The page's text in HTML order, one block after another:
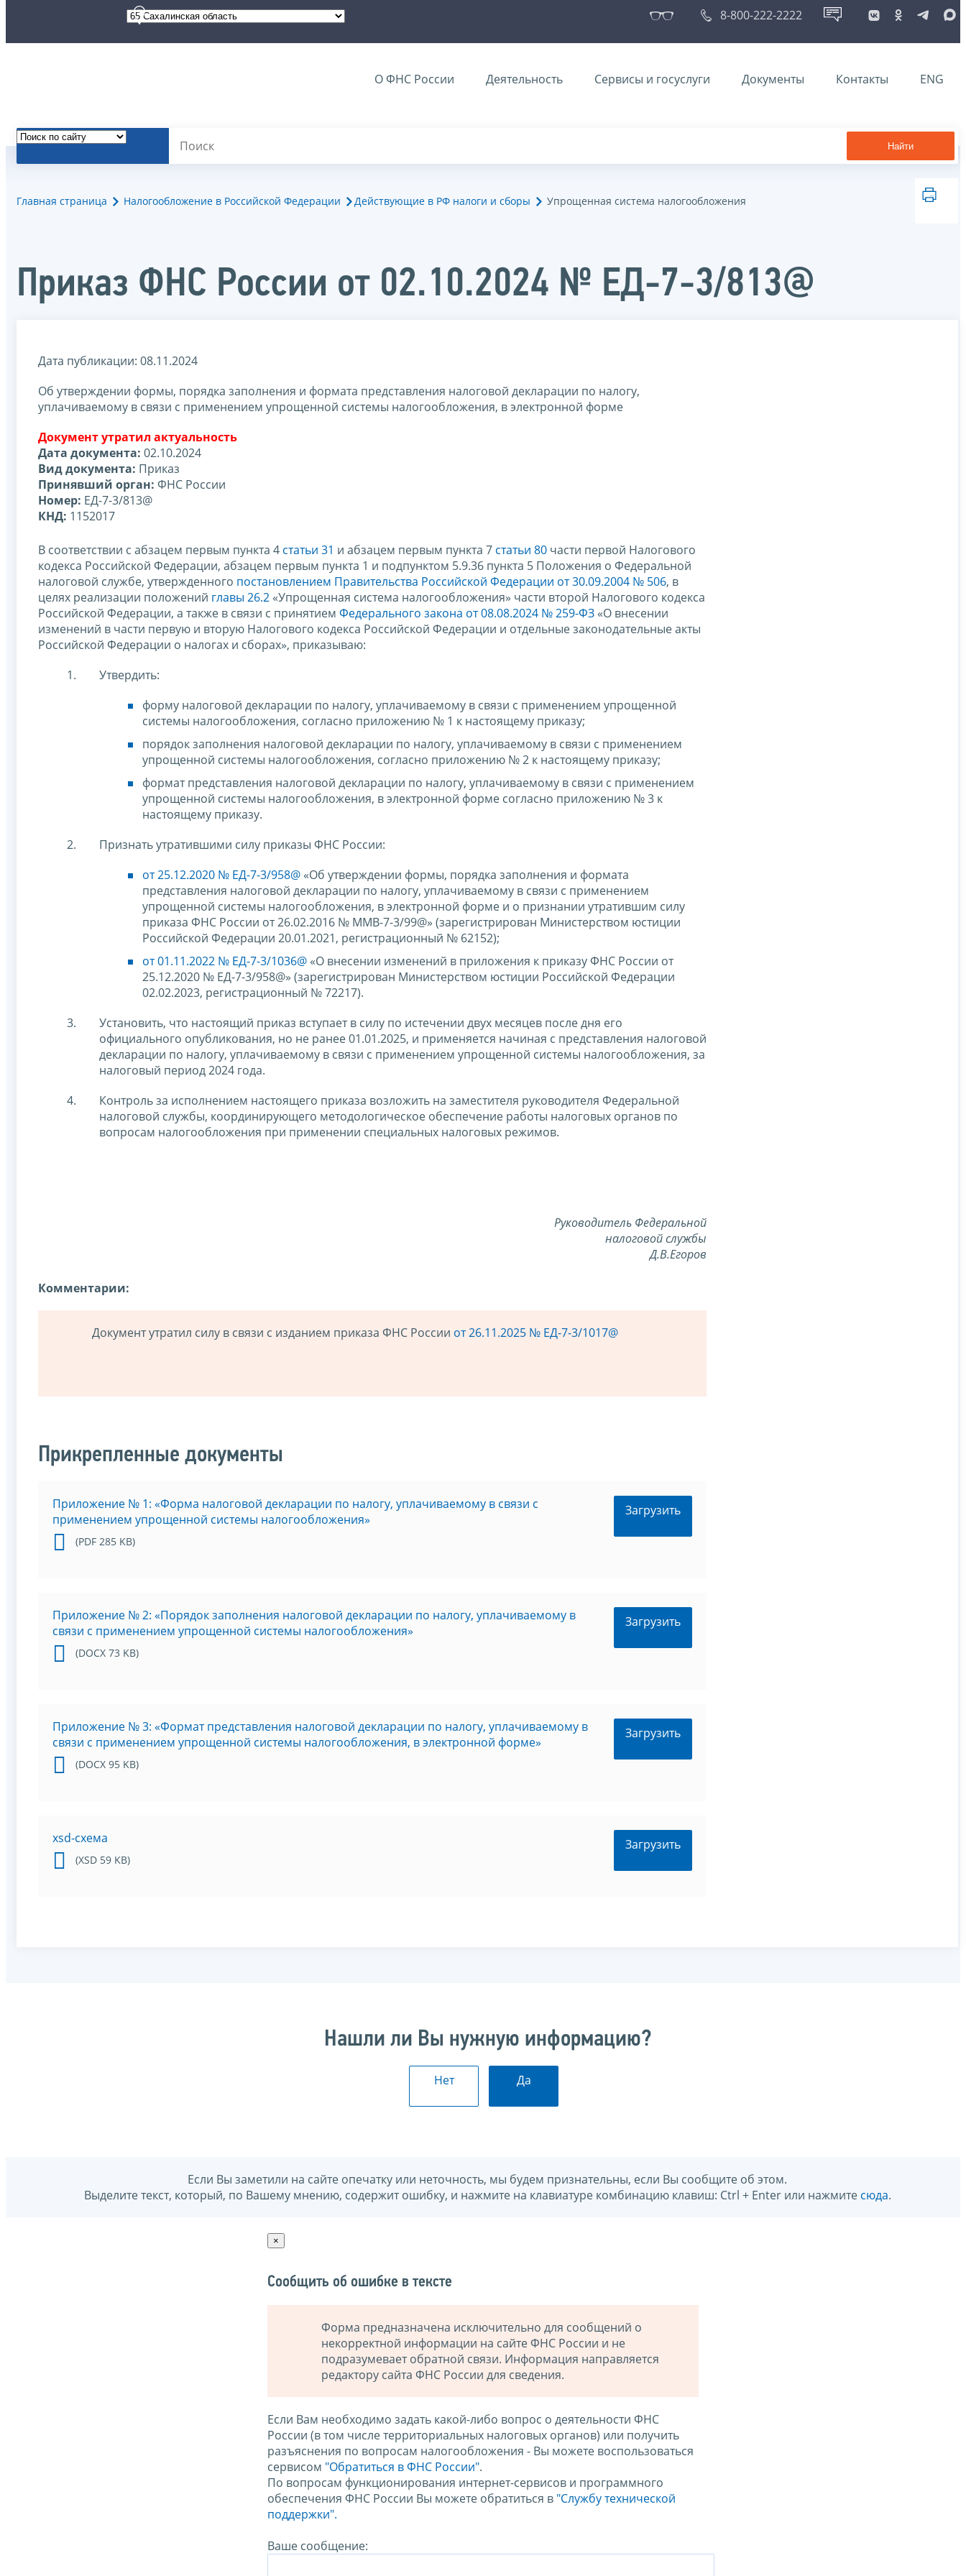
8-800-222-2222
О ФНС России Деятельность Сервисы и госуслуги Документы Контакты ENG
Найти
Главная страница Налогообложение в Российской Федерации Действующие в РФ налоги и сборы Упрощенная система налогообложения
Приказ ФНС России от 02.10.2024 № ЕД-7-3/813@
Дата публикации: 08.11.2024
Об утверждении формы, порядка заполнения и формата представления налоговой декларации по налогу,
уплачиваемому в связи с применением упрощенной системы налогообложения, в электронной форме
Документ утратил актуальность
Дата документа: 02.10.2024
Вид документа: Приказ
Принявший орган: ФНС России
Номер: ЕД-7-3/813@
КНД: 1152017
В соответствии с абзацем первым пункта 4 статьи 31 и абзацем первым пункта 7 статьи 80 части первой Налогового
кодекса Российской Федерации, абзацем первым пункта 1 и подпунктом 5.9.36 пункта 5 Положения о Федеральной
налоговой службе, утвержденного постановлением Правительства Российской Федерации от 30.09.2004 № 506, в
целях реализации положений главы 26.2 «Упрощенная система налогообложения» части второй Налогового кодекса
Российской Федерации, а также в связи с принятием Федерального закона от 08.08.2024 № 259-ФЗ «О внесении
изменений в части первую и вторую Налогового кодекса Российской Федерации и отдельные законодательные акты
Российской Федерации о налогах и сборах», приказываю:
Утвердить:
форму налоговой декларации по налогу, уплачиваемому в связи с применением упрощенной
системы налогообложения, согласно приложению № 1 к настоящему приказу;
порядок заполнения налоговой декларации по налогу, уплачиваемому в связи с применением
упрощенной системы налогообложения, согласно приложению № 2 к настоящему приказу;
формат представления налоговой декларации по налогу, уплачиваемому в связи с применением
упрощенной системы налогообложения, в электронной форме согласно приложению № 3 к
настоящему приказу.
Признать утратившими силу приказы ФНС России:
от 25.12.2020 № ЕД-7-3/958@ «Об утверждении формы, порядка заполнения и формата
представления налоговой декларации по налогу, уплачиваемому в связи с применением
упрощенной системы налогообложения, в электронной форме и о признании утратившим силу
приказа ФНС России от 26.02.2016 № ММВ-7-3/99@» (зарегистрирован Министерством юстиции
Российской Федерации 20.01.2021, регистрационный № 62152);
от 01.11.2022 № ЕД-7-3/1036@ «О внесении изменений в приложения к приказу ФНС России от
25.12.2020 № ЕД-7-3/958@» (зарегистрирован Министерством юстиции Российской Федерации
02.02.2023, регистрационный № 72217).
Установить, что настоящий приказ вступает в силу по истечении двух месяцев после дня его
официального опубликования, но не ранее 01.01.2025, и применяется начиная с представления налоговой
декларации по налогу, уплачиваемому в связи с применением упрощенной системы налогообложения, за
налоговый период 2024 года.
Контроль за исполнением настоящего приказа возложить на заместителя руководителя Федеральной
налоговой службы, координирующего методологическое обеспечение работы налоговых органов по
вопросам налогообложения при применении специальных налоговых режимов.
Руководитель Федеральной
налоговой службы
Д.В.Егоров
Комментарии:
Документ утратил силу в связи с изданием приказа ФНС России от 26.11.2025 № ЕД-7-3/1017@
Прикрепленные документы
Приложение № 1: «Форма налоговой декларации по налогу, уплачиваемому в связи с
применением упрощенной системы налогообложения»
(PDF 285 KB)
Загрузить
Приложение № 2: «Порядок заполнения налоговой декларации по налогу, уплачиваемому в
связи с применением упрощенной системы налогообложения»
(DOCX 73 KB)
Загрузить
Приложение № 3: «Формат представления налоговой декларации по налогу, уплачиваемому в
связи с применением упрощенной системы налогообложения, в электронной форме»
(DOCX 95 KB)
Загрузить
xsd-схема
(XSD 59 KB)
Загрузить
Нашли ли Вы нужную информацию?
Нет Да
Если Вы заметили на сайте опечатку или неточность, мы будем признательны, если Вы сообщите об этом.
Выделите текст, который, по Вашему мнению, содержит ошибку, и нажмите на клавиатуре комбинацию клавиш: Ctrl + Enter или нажмите сюда.
×
Сообщить об ошибке в тексте
Форма предназначена исключительно для сообщений о
некорректной информации на сайте ФНС России и не
подразумевает обратной связи. Информация направляется
редактору сайта ФНС России для сведения.
Если Вам необходимо задать какой-либо вопрос о деятельности ФНС
России (в том числе территориальных налоговых органов) или получить
разъяснения по вопросам налогообложения - Вы можете воспользоваться
сервисом "Обратиться в ФНС России".
По вопросам функционирования интернет-сервисов и программного
обеспечения ФНС России Вы можете обратиться в "Службу технической
поддержки".
Ваше сообщение: